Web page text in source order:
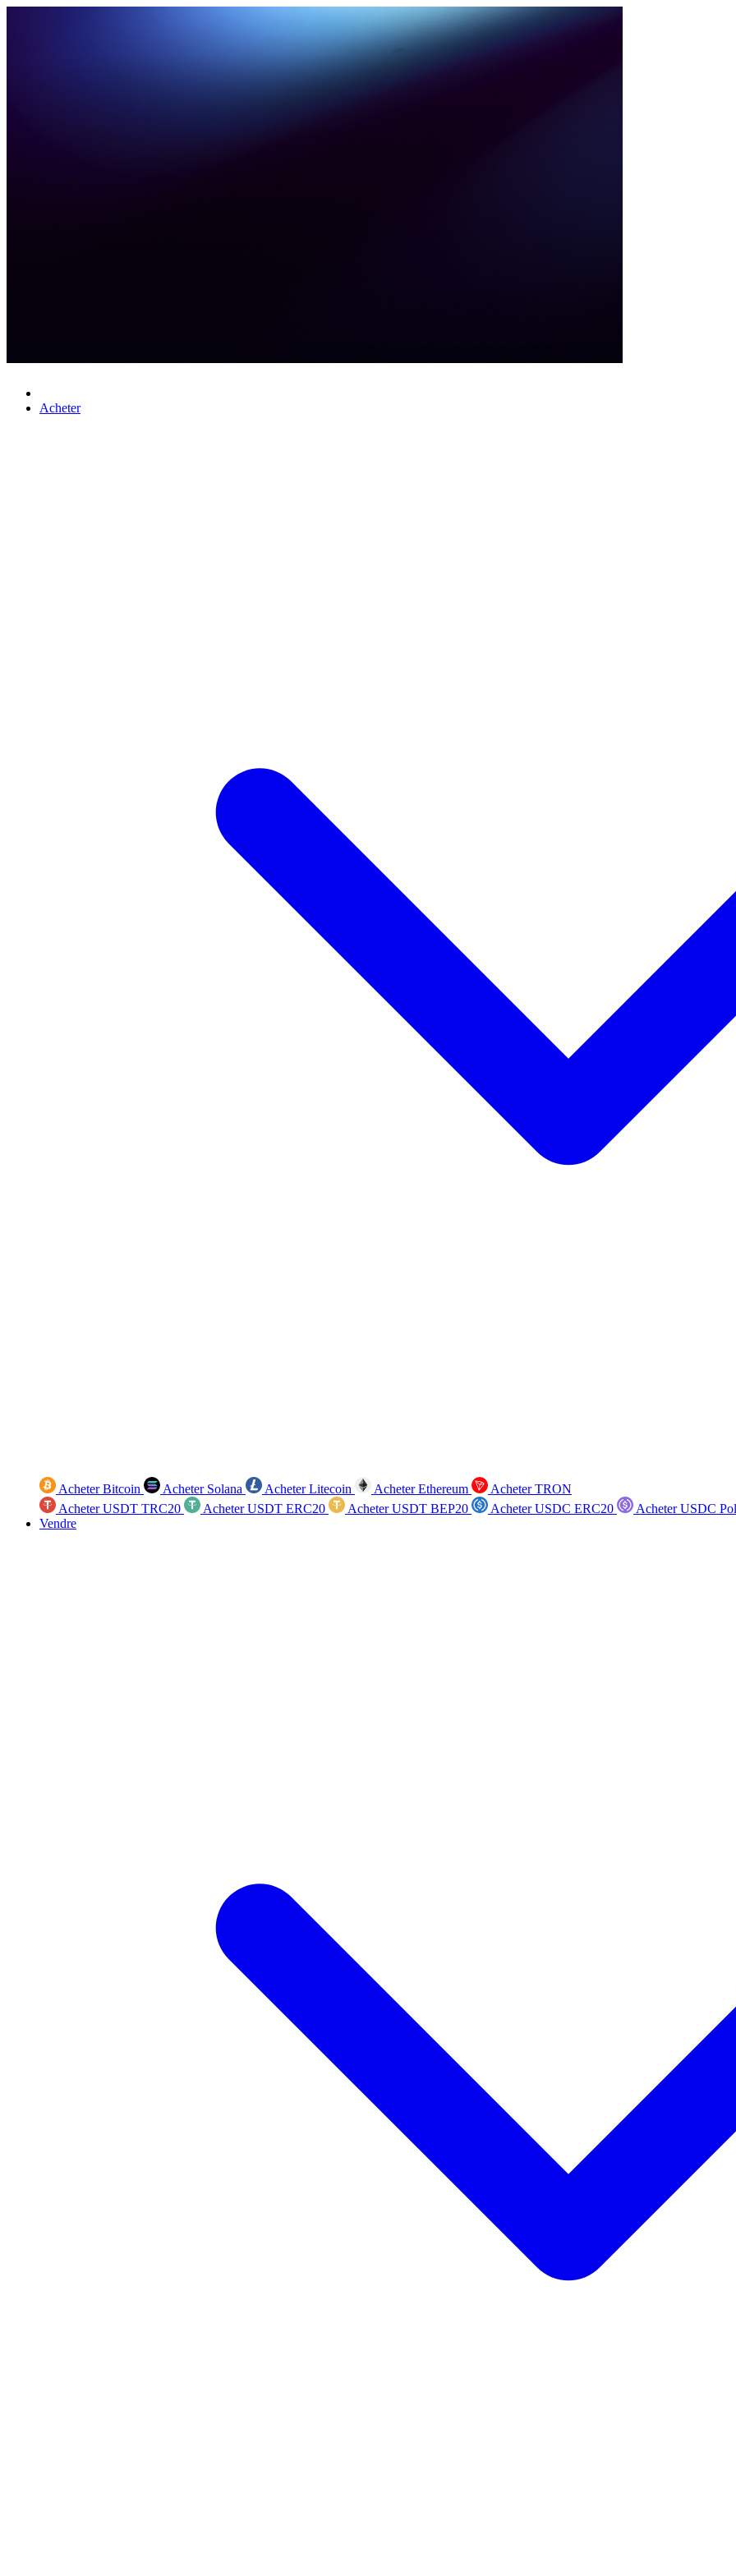
Acheter
Acheter Bitcoin Acheter Solana Acheter Litecoin Acheter Ethereum
Acheter TRON
Acheter USDT TRC20
Acheter USDT ERC20 Acheter USDT BEP20 Acheter USDC ERC20
Acheter USDC
Vendre